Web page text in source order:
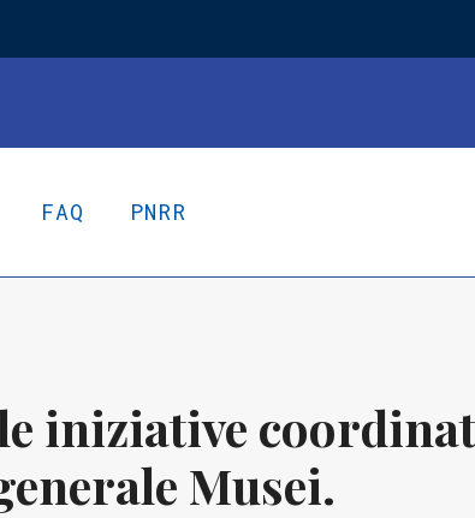
FAQ PNRR
iniziative
Musei.